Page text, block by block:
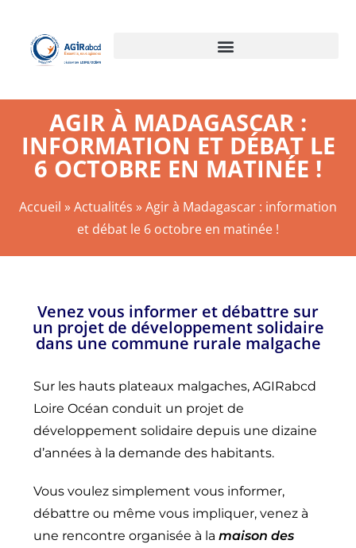
AGIR À MADAGASCAR :
INFORMATION ET DÉBAT LE
6 OCTOBRE EN MATINÉE !
Accueil »Actualités »Agir à Madagascar : information
et débat le 6 octobre en matinée !
Venez vous informer et débattre sur
un projet de développement solidaire
dans une commune rurale malgache
Sur les hauts plateaux malgaches, AGIRabcd
Loire Océan conduit un projet de
développement solidaire depuis une dizaine
d’années à la demande des habitants.
Vous voulez simplement vous informer,
débattre ou même vous impliquer, venez à
une rencontre organisée à lamaison des